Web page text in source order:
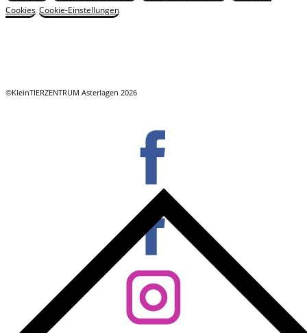
Cookies Cookie-Einstellungen
©KleinTIERZENTRUM Asterlagen 2026